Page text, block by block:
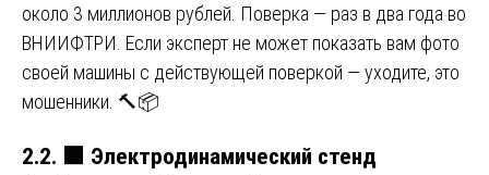
около 3 миллионов рублей. Поверка — раз в два года во
ВНИИФТРИ. Если эксперт не может показать вам фото
своей машины с действующей поверкой — уходите, это
мошенники. 🔨📦
2.2. 🟩 Электродинамический стенд